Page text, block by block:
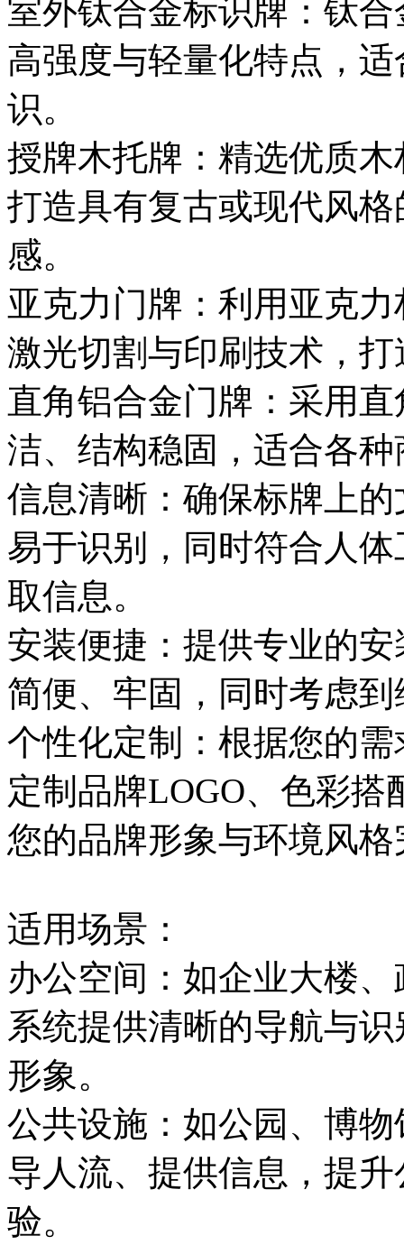
室外钛合金标识牌：钛
高强度与轻量化特点，
识。
授牌木托牌：精选优质
打造具有复古或现代风
感。
亚克力门牌：利用亚克
激光切割与印刷技术，
直角铝合金门牌：采用
洁、结构稳固，适合各
信息清晰：确保标牌上
易于识别，同时符合人
取信息。
安装便捷：提供专业的
简便、牢固，同时考虑
个性化定制：根据您的
定制品牌LOGO、色彩
您的品牌形象与环境风
适用场景：
办公空间：如企业大楼
系统提供清晰的导航与
形象。
公共设施：如公园、博
导人流、提供信息，提
验。